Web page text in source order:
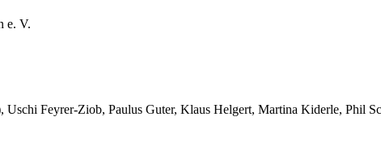
e. V.
Feyrer-Ziob, Paulus Guter, Klaus Helgert, Martina Kiderle, Phil